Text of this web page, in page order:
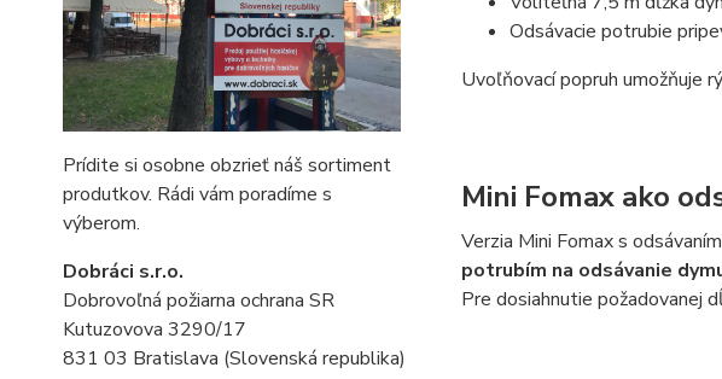
Prídite si osobne obzrieť náš sortiment
produtkov. Rádi vám poradíme s
výberom.
Dobráci s.r.o.
Dobrovoľná požiarna ochrana SR
Kutuzovova 3290/17
831 03 Bratislava (Slovenská republika)
Odsávacie potrubie
Uvoľňovací popruh umožňuje
Mini Fomax ako
Verzia Mini Fomax s
potrubím na odsávanie
Pre dosiahnutie požadovanej